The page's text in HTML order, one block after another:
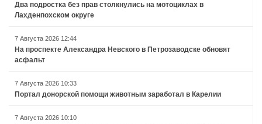
Два подростка без прав столкнулись на мотоциклах в
Лахденпохском округе
7 Августа 2026 12:44
На проспекте Александра Невского в Петрозаводске обновят
асфальт
7 Августа 2026 10:33
Портал донорской помощи животным заработал в Карелии
7 Августа 2026 10:10